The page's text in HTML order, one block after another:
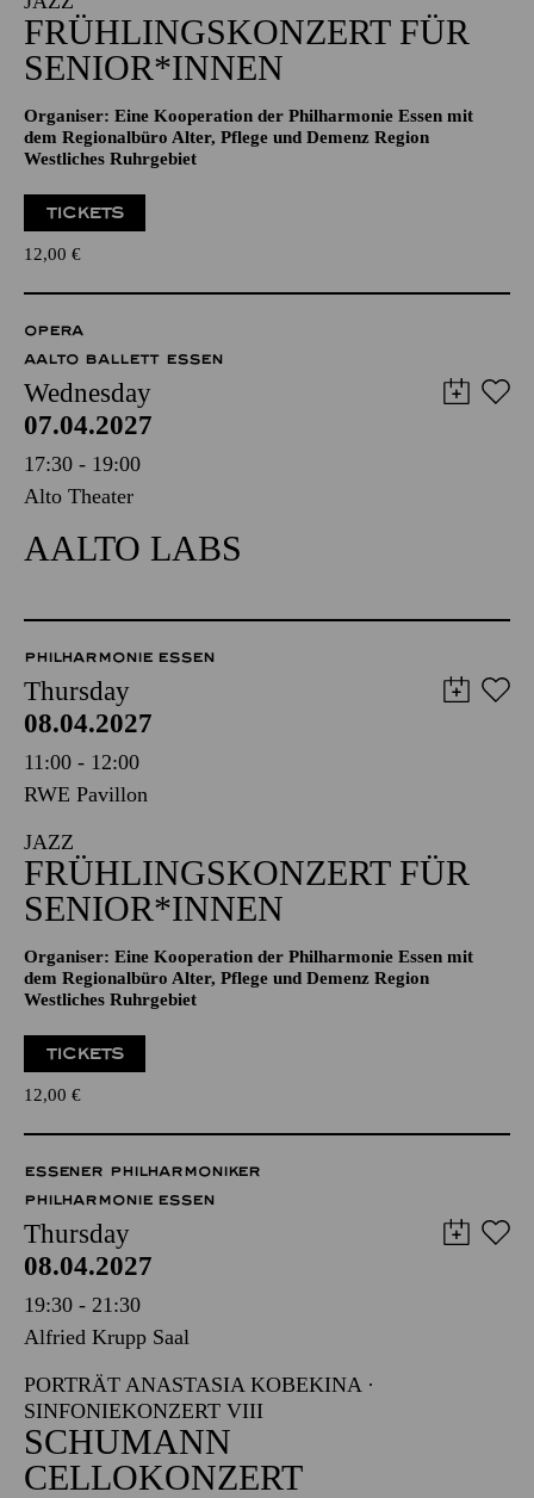
FRÜHLINGSKONZERT FÜR
SENIOR*INNEN
Organiser: Eine Kooperation der Philharmonie Essen mit
dem Regionalbüro Alter, Pflege und Demenz Region
Westliches Ruhrgebiet
TICKETS
12,00 €
OPERA
AALTO BALLETT ESSEN
Wednesday
07.04.2027
17:30 - 19:00
Alto Theater
AALTO LABS
PHILHARMONIE ESSEN
Thursday
08.04.2027
11:00 - 12:00
RWE Pavillon
JAZZ
FRÜHLINGSKONZERT FÜR
SENIOR*INNEN
Organiser: Eine Kooperation der Philharmonie Essen mit
dem Regionalbüro Alter, Pflege und Demenz Region
Westliches Ruhrgebiet
TICKETS
12,00 €
ESSENER PHILHARMONIKER
PHILHARMONIE ESSEN
Thursday
08.04.2027
19:30 - 21:30
Alfried Krupp Saal
PORTRÄT ANASTASIA KOBEKINA ·
SINFONIEKONZERT VIII
SCHUMANN
CELLOKONZERT